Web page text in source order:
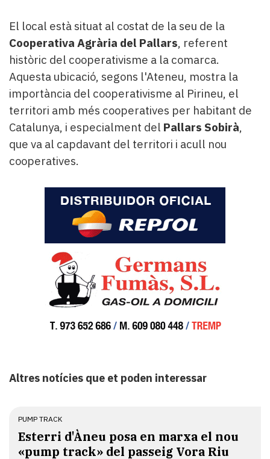
El local està situat al costat de la seu de la
Cooperativa Agrària del Pallars, referent
històric del cooperativisme a la comarca.
Aquesta ubicació, segons l'Ateneu, mostra la
importància del cooperativisme al Pirineu, el
territori amb més cooperatives per habitant de
Catalunya, i especialment del Pallars Sobirà,
que va al capdavant del territori i acull nou
cooperatives.
Altres notícies que et poden interessar
PUMP TRACK
Esterri d'Àneu posa en marxa el nou
«pump track» del passeig Vora Riu